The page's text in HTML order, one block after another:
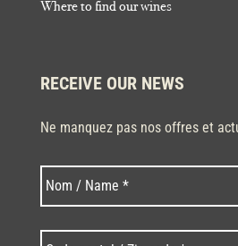
Where to find our wines
RECEIVE OUR NEWS
Ne manquez pas nos offres et
Nom *